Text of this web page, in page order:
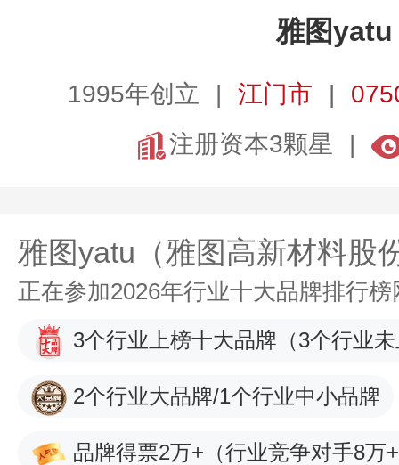
雅图yatu
1995年创立 江门市
注册资本3颗星
雅图yatu（雅图高新材料股
正在参加2026年行业十大品牌排行
3个行业上榜十大品牌 （3个行业
2个行业大品牌/1个行业中小品牌
品牌得票2万+ （行业竞争对手8万